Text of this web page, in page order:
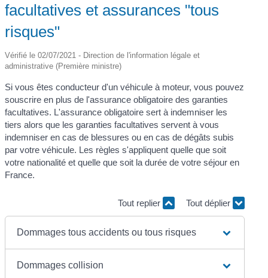
facultatives et assurances "tous
risques"
Vérifié le 02/07/2021 - Direction de l'information légale et
administrative (Première ministre)
Si vous êtes conducteur d'un véhicule à moteur, vous pouvez
souscrire en plus de l'assurance obligatoire des garanties
facultatives. L'assurance obligatoire sert à indemniser les
tiers alors que les garanties facultatives servent à vous
indemniser en cas de blessures ou en cas de dégâts subis
par votre véhicule. Les règles s'appliquent quelle que soit
votre nationalité et quelle que soit la durée de votre séjour en
France.
Tout replier Tout déplier
Dommages tous accidents ou tous risques
Dommages collision